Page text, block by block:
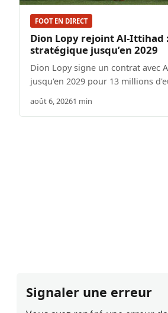
FOOT EN DIRECT
Dion Lopy rejoint Al-
stratégique jusqu’en 2029
Dion Lopy signe un contrat avec
jusqu'en 2029 pour 13 millions
août 6, 20261 min
Signaler une erreur